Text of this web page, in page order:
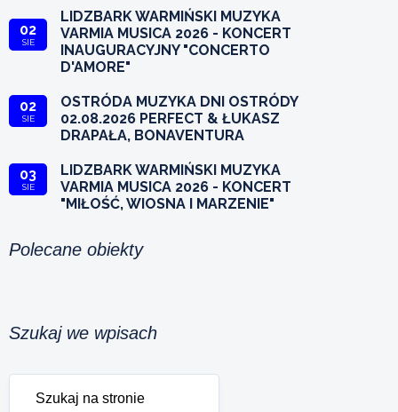
02
SIE
LIDZBARK WARMIŃSKI MUZYKA
VARMIA MUSICA 2026 - KONCERT
INAUGURACYJNY "CONCERTO
D'AMORE"
02
SIE
OSTRÓDA MUZYKA DNI OSTRÓDY
02.08.2026 PERFECT & ŁUKASZ
DRAPAŁA, BONAVENTURA
03
SIE
LIDZBARK WARMIŃSKI MUZYKA
VARMIA MUSICA 2026 - KONCERT
"MIŁOŚĆ, WIOSNA I MARZENIE"
Polecane obiekty
Szukaj we wpisach